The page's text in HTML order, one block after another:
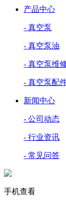
产品中心
- 真空泵
- 真空泵油
- 真空泵维
- 真空泵配
新闻中心
- 公司动态
- 行业资讯
- 常见问答
手机查看